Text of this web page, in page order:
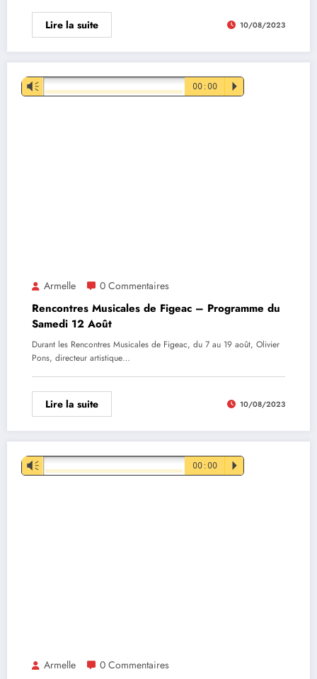
Lire la suite 10/08/2023
Lecteur
audio
Vm 00:00 P
Armelle 0 Commentaires
Rencontres Musicales de Figeac – Programme du
Samedi 12 Août
Durant les Rencontres Musicales de Figeac, du 7 au 19 août, Olivier
Pons, directeur artistique…
Lire la suite 10/08/2023
Lecteur
audio
Vm 00:00 P
Armelle 0 Commentaires